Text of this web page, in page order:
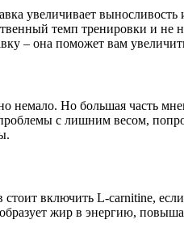
увеличивает
темп тренировки и
– она поможет вам
немало. Но большая часть
с лишним весом,
включить L-carnitine,
жир в энергию,